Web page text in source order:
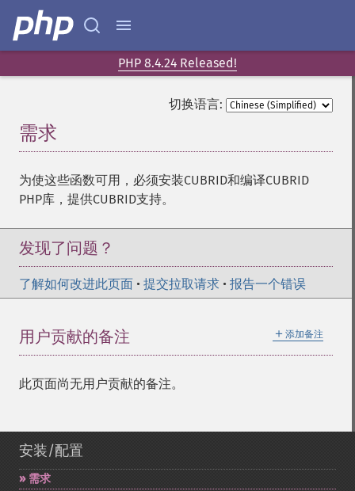
PHP 8.4.24 Released!
切换语言:
需求
为使这些函数可用，必须安装CUBRID和编译CUBRID
PHP库，提供CUBRID支持。
发现了问题？
了解如何改进此页面 • 提交拉取请求 • 报告一个错误
＋ 添加备注
用户贡献的备注
此页面尚无用户贡献的备注。
安装/配置
需求